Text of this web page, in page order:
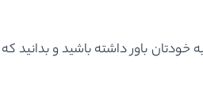
باور داشته باشید و بدانید که